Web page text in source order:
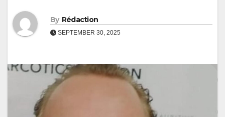
By Rédaction
SEPTEMBER 30, 2025